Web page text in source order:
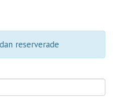
reserverade